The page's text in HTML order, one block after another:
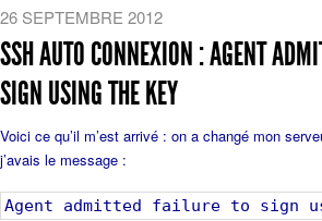
26 SEPTEMBRE 2012
SSH AUTO CONNEXION : AGENT
SIGN USING THE KEY
Voici ce qu’il m’est arrivé : on a changé mon
j’avais le message :
Agent admitted failure to sign